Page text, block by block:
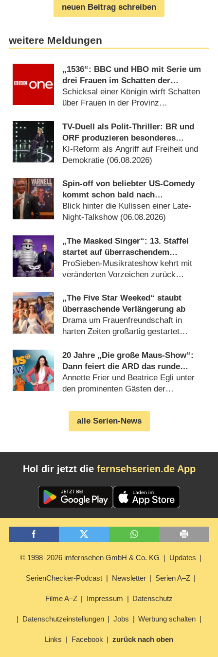
neuen Beitrag schreiben
weitere Meldungen
„1536“: BBC und HBO mit Serie um
drei Frauen im Schatten der
Verhaftung von Anne Boleyn
Schicksal einer Königin wirft Schatten
über Frauen in der Provinz
TV-Duell als Polit-Thriller: BR und
ORF produzieren besonderes
Fernseh-Kammerspiel
KI-Reform als Angriff auf Freiheit und
Demokratie (06.08.2026)
Spin-off von beliebter US-Comedy
kommt schon bald nach
Deutschland
Blick hinter die Kulissen einer Late-
Night-Talkshow (06.08.2026)
„The Masked Singer“: 13. Staffel
startet auf überraschendem
Sendeplatz und viel früher als
zuletzt
ProSieben-Musikrateshow kehrt mit
veränderten Vorzeichen zurück
„The Five Star Weeked“ staubt
überraschende Verlängerung ab
Drama um Frauenfreundschaft in
harten Zeiten großartig gestartet
20 Jahre „Die große Maus-Show“:
Dann feiert die ARD das runde
Jubiläum
Annette Frier und Beatrice Egli unter
den prominenten Gästen der
alle Serien-News
Hol dir jetzt die fernsehserien.de App
© 1998–2026 imfernsehen GmbH & Co. KG Updates
SerienChecker-Podcast Newsletter Serien A–Z
Filme A–Z Impressum Datenschutz
Datenschutzeinstellungen Jobs Werbung schalten
Links Facebook zurück nach oben